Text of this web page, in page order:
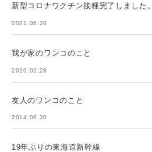
新型コロナワクチン接種完了しました。
2021.06.28
我が家のワンコのこと
2020.02.28
友人のワンコのこと
2014.06.30
19年ぶりの東海道新幹線